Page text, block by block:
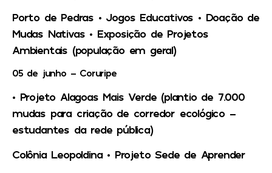
Porto de Pedras •Jogos Educativos • Doação de
Mudas Nativas • Exposição de Projetos
Ambientais (população em geral)
05 de junho – Coruripe
• Projeto Alagoas Mais Verde (plantio de 7.000
mudas para criação de corredor ecológico –
estudantes da rede pública)
Colônia Leopoldina • Projeto Sede de Aprender